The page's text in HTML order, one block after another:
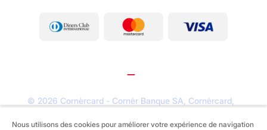
© 2026 Cornèrcard - Cornèr Banque SA, Cornèrcard,
Nous utilisons des cookies pour améliorer votre expérience de navigation